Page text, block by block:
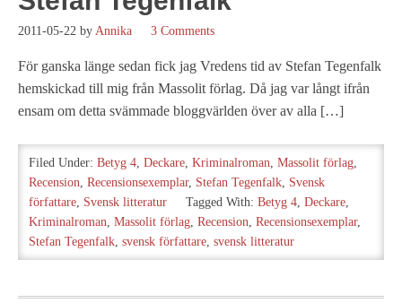
2011-05-22 by Annika 3 Comments
För ganska länge sedan fick jag Vredens tid av Stefan Tegenfalk
hemskickad till mig från Massolit förlag. Då jag var långt ifrån
ensam om detta svämmade bloggvärlden över av alla […]
Filed Under: Betyg 4, Deckare, Kriminalroman, Massolit förlag,
Recension, Recensionsexemplar, Stefan Tegenfalk, Svensk
författare, Svensk litteratur Tagged With: Betyg 4, Deckare,
Kriminalroman, Massolit förlag, Recension, Recensionsexemplar,
Stefan Tegenfalk, svensk författare, svensk litteratur